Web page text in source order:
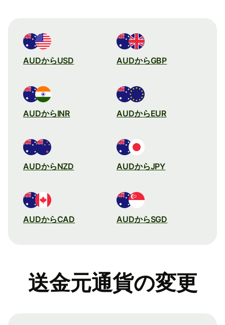
AUDからUSD AUDからGBP
AUDからINR AUDからEUR
AUDからNZD AUDからJPY
AUDからCAD AUDからSGD
送金元通貨の変更